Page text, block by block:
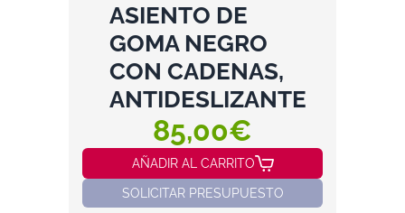
ASIENTO DE
GOMA NEGRO
CON CADENAS,
ANTIDESLIZANTE
85,00€
AÑADIR AL CARRITO
SOLICITAR PRESUPUESTO